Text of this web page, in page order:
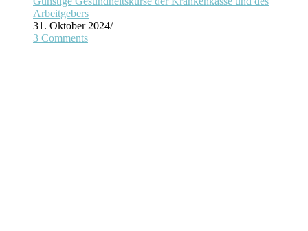
Arbeitgebers
31. Oktober 2024/
3 Comments